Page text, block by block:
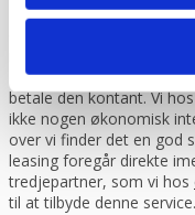
Finansiering giver dig
daglige drift istedet for
mulighed for måske at
drømt om, men som
betale den kontant. Vi
ikke nogen økonomisk
over vi finder det en god
leasing foregår direkte
tredjepartner, som vi hos
til at tilbyde denne service.